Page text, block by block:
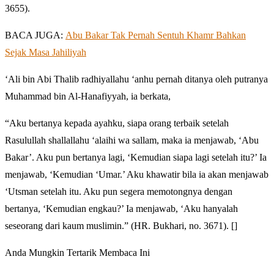
3655).
BACA JUGA: Abu Bakar Tak Pernah Sentuh Khamr Bahkan
Sejak Masa Jahiliyah
‘Ali bin Abi Thalib radhiyallahu ‘anhu pernah ditanya oleh putranya
Muhammad bin Al-Hanafiyyah, ia berkata,
“Aku bertanya kepada ayahku, siapa orang terbaik setelah
Rasulullah shallallahu ‘alaihi wa sallam, maka ia menjawab, ‘Abu
Bakar’. Aku pun bertanya lagi, ‘Kemudian siapa lagi setelah itu?’ Ia
menjawab, ‘Kemudian ‘Umar.’ Aku khawatir bila ia akan menjawab
‘Utsman setelah itu. Aku pun segera memotongnya dengan
bertanya, ‘Kemudian engkau?’ Ia menjawab, ‘Aku hanyalah
seseorang dari kaum muslimin.” (HR. Bukhari, no. 3671). []
Anda Mungkin Tertarik Membaca Ini